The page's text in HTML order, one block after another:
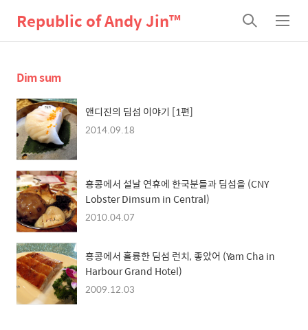
Republic of Andy Jin™
검
색
메
뉴
Dim sum
앤디진의 딤섬 이야기 [1편]
2014.09.18
홍콩에서 설날 연휴에 한국분들과 딤섬을 (CNY
Lobster Dimsum in Central)
2010.04.07
홍콩에서 훌륭한 딤섬 런치, 좋았어 (Yam Cha in
Harbour Grand Hotel)
2009.12.03